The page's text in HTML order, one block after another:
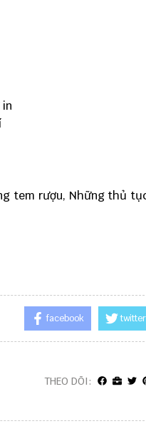
tem rượu, Những thủ
facebook twitter
THEO DÕI: